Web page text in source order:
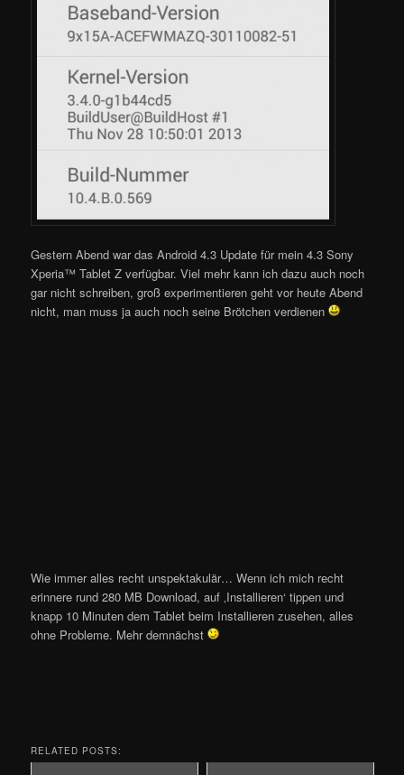
Gestern Abend war das Android 4.3 Update für mein 4.3 Sony
Xperia™ Tablet Z verfügbar. Viel mehr kann ich dazu auch noch
gar nicht schreiben, groß experimentieren geht vor heute Abend
nicht, man muss ja auch noch seine Brötchen verdienen
Wie immer alles recht unspektakulär… Wenn ich mich recht
erinnere rund 280 MB Download, auf ‚Installieren‘ tippen und
knapp 10 Minuten dem Tablet beim Installieren zusehen, alles
ohne Probleme. Mehr demnächst
RELATED POSTS: